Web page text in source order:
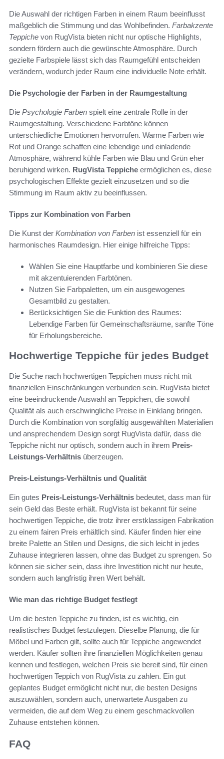
Die Auswahl der richtigen Farben in einem Raum beeinflusst
maßgeblich die Stimmung und das Wohlbefinden. Farbakzente
Teppiche von RugVista bieten nicht nur optische Highlights,
sondern fördern auch die gewünschte Atmosphäre. Durch
gezielte Farbspiele lässt sich das Raumgefühl entscheiden
verändern, wodurch jeder Raum eine individuelle Note erhält.
Die Psychologie der Farben in der Raumgestaltung
Die Psychologie Farben spielt eine zentrale Rolle in der
Raumgestaltung. Verschiedene Farbtöne können
unterschiedliche Emotionen hervorrufen. Warme Farben wie
Rot und Orange schaffen eine lebendige und einladende
Atmosphäre, während kühle Farben wie Blau und Grün eher
beruhigend wirken. RugVista Teppiche ermöglichen es, diese
psychologischen Effekte gezielt einzusetzen und so die
Stimmung im Raum aktiv zu beeinflussen.
Tipps zur Kombination von Farben
Die Kunst der Kombination von Farben ist essenziell für ein
harmonisches Raumdesign. Hier einige hilfreiche Tipps:
Wählen Sie eine Hauptfarbe und kombinieren Sie diese
mit akzentuierenden Farbtönen.
Nutzen Sie Farbpaletten, um ein ausgewogenes
Gesamtbild zu gestalten.
Berücksichtigen Sie die Funktion des Raumes:
Lebendige Farben für Gemeinschaftsräume, sanfte Töne
für Erholungsbereiche.
Hochwertige Teppiche für jedes Budget
Die Suche nach hochwertigen Teppichen muss nicht mit
finanziellen Einschränkungen verbunden sein. RugVista bietet
eine beeindruckende Auswahl an Teppichen, die sowohl
Qualität als auch erschwingliche Preise in Einklang bringen.
Durch die Kombination von sorgfältig ausgewählten Materialien
und ansprechendem Design sorgt RugVista dafür, dass die
Teppiche nicht nur optisch, sondern auch in ihrem Preis-
Leistungs-Verhältnis überzeugen.
Preis-Leistungs-Verhältnis und Qualität
Ein gutes Preis-Leistungs-Verhältnis bedeutet, dass man für
sein Geld das Beste erhält. RugVista ist bekannt für seine
hochwertigen Teppiche, die trotz ihrer erstklassigen Fabrikation
zu einem fairen Preis erhältlich sind. Käufer finden hier eine
breite Palette an Stilen und Designs, die sich leicht in jedes
Zuhause integrieren lassen, ohne das Budget zu sprengen. So
können sie sicher sein, dass ihre Investition nicht nur heute,
sondern auch langfristig ihren Wert behält.
Wie man das richtige Budget festlegt
Um die besten Teppiche zu finden, ist es wichtig, ein
realistisches Budget festzulegen. Dieselbe Planung, die für
Möbel und Farben gilt, sollte auch für Teppiche angewendet
werden. Käufer sollten ihre finanziellen Möglichkeiten genau
kennen und festlegen, welchen Preis sie bereit sind, für einen
hochwertigen Teppich von RugVista zu zahlen. Ein gut
geplantes Budget ermöglicht nicht nur, die besten Designs
auszuwählen, sondern auch, unerwartete Ausgaben zu
vermeiden, die auf dem Weg zu einem geschmackvollen
Zuhause entstehen können.
FAQ